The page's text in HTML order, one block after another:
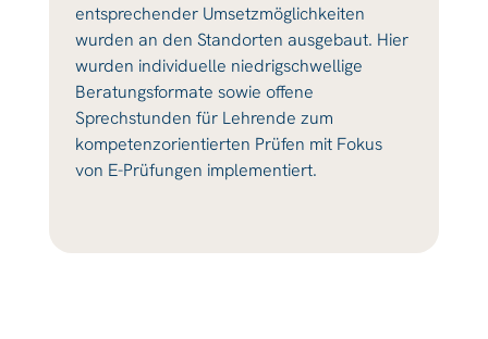
entsprechender Umsetzmöglichkeiten
wurden an den Standorten ausgebaut. Hier
wurden individuelle niedrigschwellige
Beratungsformate sowie offene
Sprechstunden für Lehrende zum
kompetenzorientierten Prüfen mit Fokus
von E-Prüfungen implementiert.